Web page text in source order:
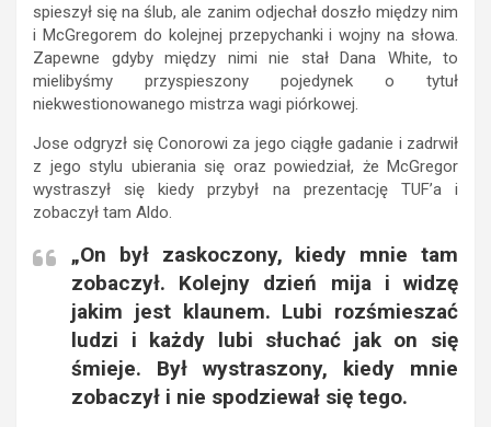
spieszył się na ślub, ale zanim odjechał doszło między nim
i McGregorem do kolejnej przepychanki i wojny na słowa.
Zapewne gdyby między nimi nie stał Dana White, to
mielibyśmy przyspieszony pojedynek o tytuł
niekwestionowanego mistrza wagi piórkowej.
Jose odgryzł się Conorowi za jego ciągłe gadanie i zadrwił
z jego stylu ubierania się oraz powiedział, że McGregor
wystraszył się kiedy przybył na prezentację TUF’a i
zobaczył tam Aldo.
„On był zaskoczony, kiedy mnie tam
zobaczył. Kolejny dzień mija i widzę
jakim jest klaunem. Lubi rozśmieszać
ludzi i każdy lubi słuchać jak on się
śmieje. Był wystraszony, kiedy mnie
zobaczył i nie spodziewał się tego.